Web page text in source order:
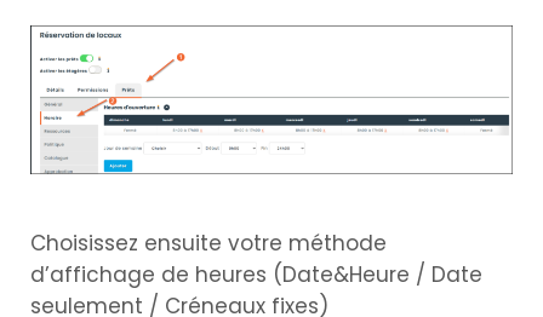
Choisissez ensuite votre méthode
d’affichage de heures (Date&Heure / Date
seulement / Créneaux fixes)